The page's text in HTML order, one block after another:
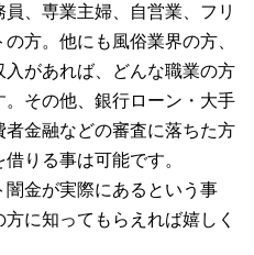
、専業主婦、自営業、フリ
方。他にも風俗業界の方、
があれば、どんな職業の方
その他、銀行ローン・大手
金融などの審査に落ちた方
りる事は可能です。
金が実際にあるという事
に知ってもらえれば嬉しく